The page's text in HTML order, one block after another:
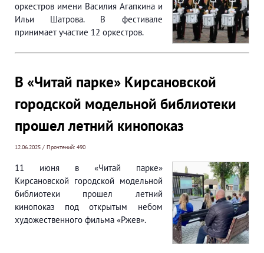
оркестров имени Василия Агапкина и
Ильи Шатрова. В фестивале
принимает участие 12 оркестров.
В «Читай парке» Кирсановской
городской модельной библиотеки
прошел летний кинопоказ
12.06.2025 / Прочтений: 490
11 июня в «Читай парке»
Кирсановской городской модельной
библиотеки прошел летний
кинопоказ под открытым небом
художественного фильма «Ржев».